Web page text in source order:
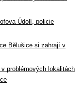
Údolí, policie
Bělušice si zahrají v
problémových lokalitách